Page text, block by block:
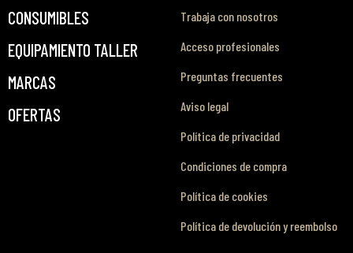
CONSUMIBLES
EQUIPAMIENTO TALLER
MARCAS
OFERTAS
Trabaja con nosotros
Acceso profesionales
Preguntas frecuentes
Aviso legal
Política de privacidad
Condiciones de compra
Política de cookies
Política de devolución y reembolso